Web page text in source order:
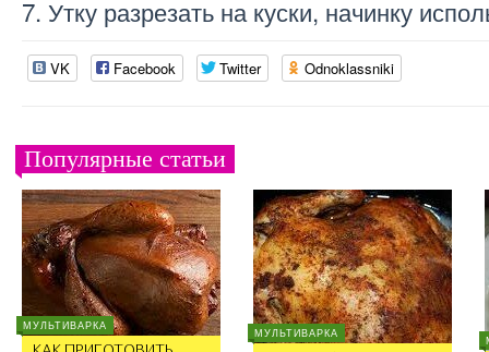
7. Утку разрезать на куски, начинку
VK Facebook Twitter Odnoklassniki
Популярные статьи
МУЛЬТИВАРКА
МУЛЬТИВАРКА